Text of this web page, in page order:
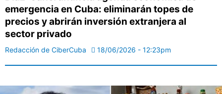
emergencia en Cuba: eliminarán topes de
precios y abrirán inversión extranjera al
sector privado
Redacción de CiberCuba 18/06/2026 - 12:23pm